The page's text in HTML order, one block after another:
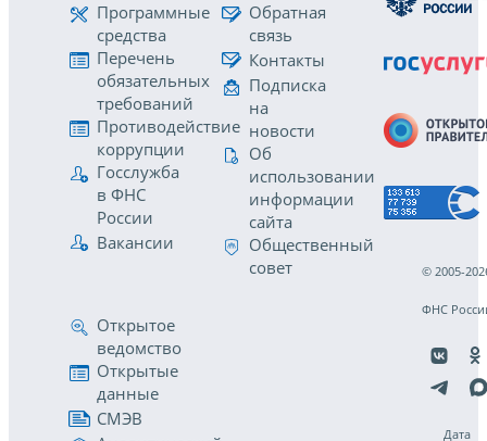
Программные
средства
Перечень
обязательных
требований
Противодействие
коррупции
Госслужба
в ФНС
России
Вакансии
Обратная
связь
Контакты
Подписка
на
новости
Об
использовании
информации
сайта
Общественный
совет
Открытое
ведомство
Открытые
данные
СМЭВ
© 2005-
ФНС
Дата